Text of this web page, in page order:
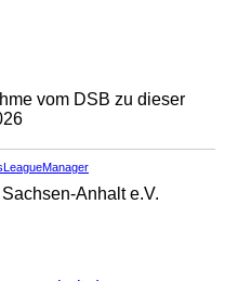
vom DSB zu dieser
Anhalt e.V.